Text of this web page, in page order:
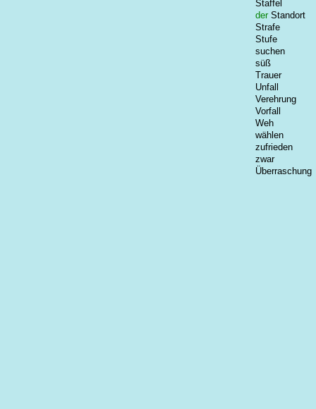
Staffel
der Standort
Strafe
Stufe
suchen
süß
Trauer
Unfall
Verehrung
Vorfall
Weh
wählen
zufrieden
zwar
Überraschung